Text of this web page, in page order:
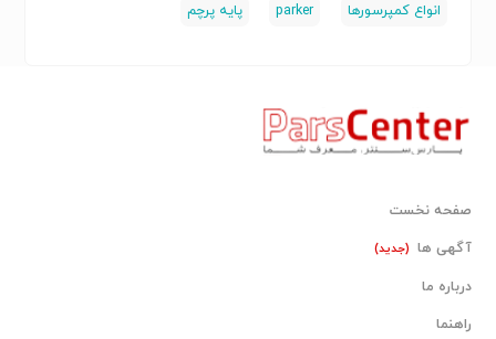
انواع کمپرسورها parker پایه پرچم
صفحه نخست
آگهی ها (جدید)
درباره ما
راهنما